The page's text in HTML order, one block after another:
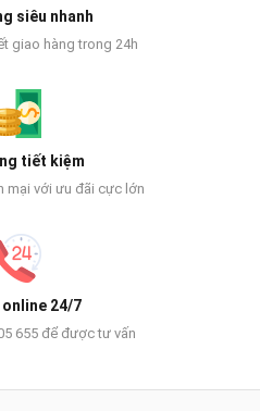
siêu nhanh
giao hàng trong 24h
tiết kiệm
mại với ưu đãi cực lớn
24/7
655 để được tư vấn